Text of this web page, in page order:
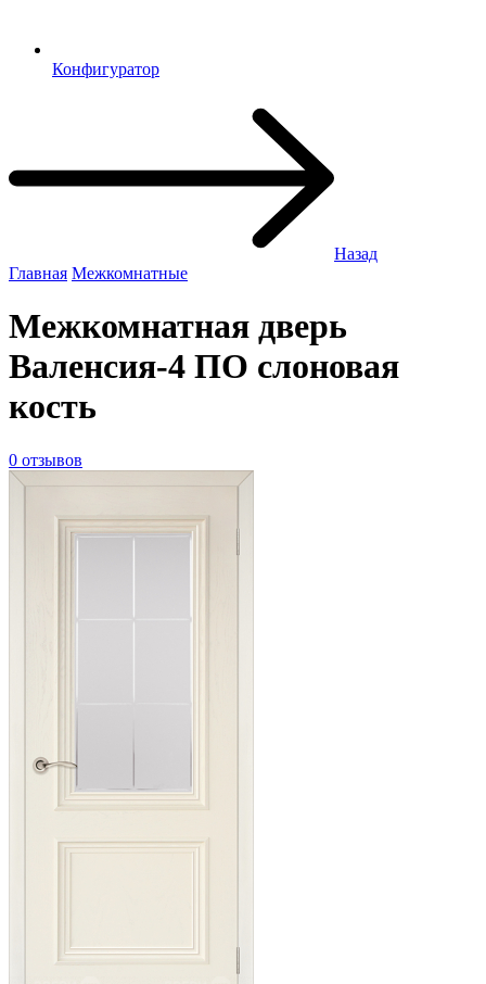
Конфигуратор
Назад
Главная Межкомнатные
Межкомнатная дверь
Валенсия-4 ПО слоновая
кость
0 отзывов